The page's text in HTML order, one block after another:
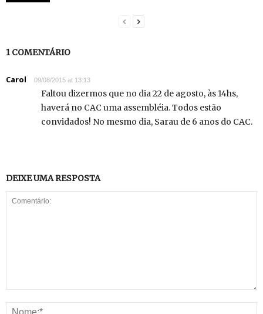
1 COMENTÁRIO
Carol 09/08/2015 at 13:13
Faltou dizermos que no dia 22 de agosto, às 14hs,
haverá no CAC uma assembléia. Todos estão
convidados! No mesmo dia, Sarau de 6 anos do CAC.
DEIXE UMA RESPOSTA